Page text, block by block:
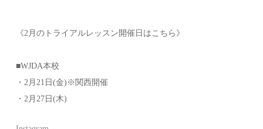
《2月のトライアルレッスン開催日はこちら》
■WJDA本校
・2月21日(金)※関西開催
・2月27日(木)